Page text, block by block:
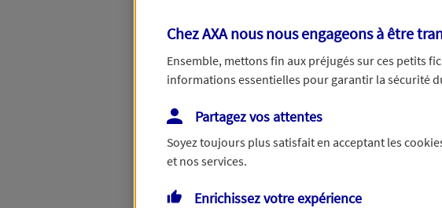
Chez AXA nous nous engageons à être
Ensemble, mettons fin aux préjugés sur ces petits
informations essentielles pour garantir la sécurité
Partagez vos attentes
Soyez toujours plus satisfait en acceptant les
et nos services.
Enrichissez votre expérience